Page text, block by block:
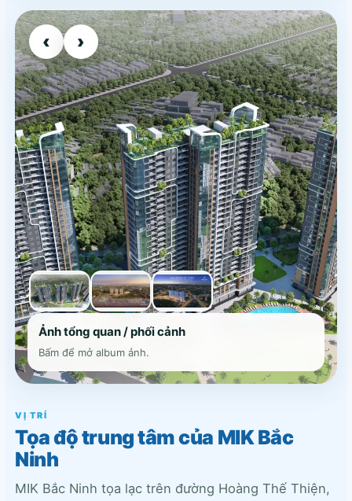
Ảnh tổng quan / phối cảnh
Bấm để mở album ảnh.
‹ ›
VỊ TRÍ
Tọa độ trung tâm của MIK Bắc
Ninh
MIK Bắc Ninh tọa lạc trên đường Hoàng Thế Thiện,